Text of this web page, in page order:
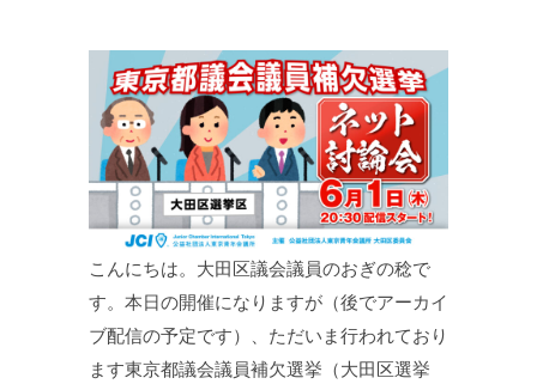
こんにちは。大田区議会議員のおぎの稔で
す。本日の開催になりますが（後でアーカイ
ブ配信の予定です）、ただいま行われており
ます東京都議会議員補欠選挙（大田区選挙